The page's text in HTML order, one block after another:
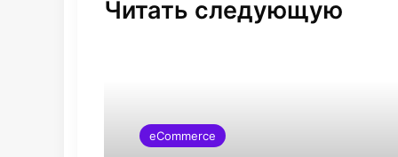
Читать следующую
eCommerce